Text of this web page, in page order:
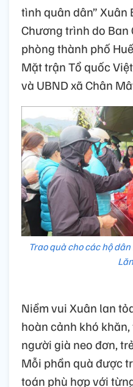
tình quân dân” Xuân
Chương trình do Ban
phòng thành phố
Mặt trận Tổ quốc
và UBND xã Chân
Trao quà cho các hộ
Niềm vui Xuân lan
hoàn cảnh khó
người già neo đơn,
Mỗi phần quà được
toán phù hợp với